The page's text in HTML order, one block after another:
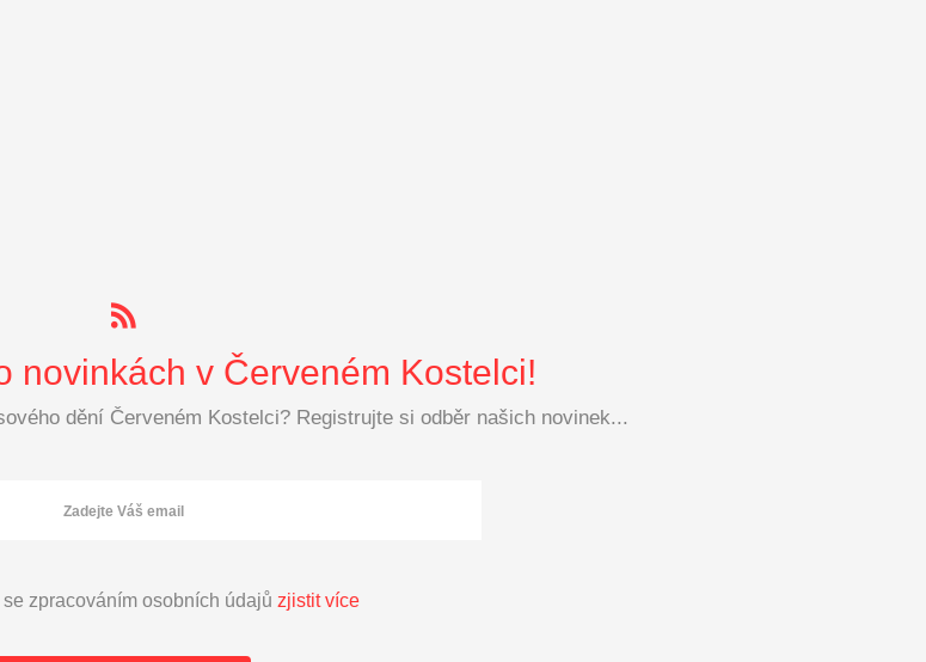
novinkách v Červeném Kostelci!
dění Červeném Kostelci? Registrujte si odběr našich novinek...
zpracováním osobních údajů zjistit více